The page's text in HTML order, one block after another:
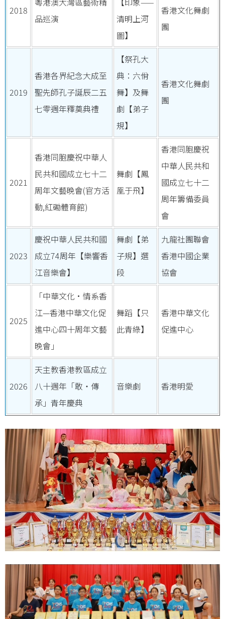
2018
品巡演
清明上河
圖】
香港文化舞劇
團
2019
香港各界紀念大成至
聖先師孔子誕辰二五
七零週年釋奠典禮
【祭孔大
典：六佾
舞】及舞
劇【弟子
規】
香港文化舞劇
團
2021
香港同胞慶祝中華人
民共和國成立七十二
周年文藝晚會(官方活
動,紅磡體育館)
舞劇【鳳
凰于飛】
香港同胞慶祝
中華人民共和
國成立七十二
周年籌備委員
會
2023
慶祝中華人民共和國
成立74周年【樂響香
江音樂會】
舞劇【弟
子規】選
段
九龍社團聯會
香港中國企業
協會
2025
「中華文化•情系香
江—香港中華文化促
進中心四十周年文藝
晚會」
舞蹈【只
此青綠】
香港中華文化
促進中心
2026
天主教香港教區成立
八十週年「敢・傳
承」青年慶典
音樂劇 香港明愛